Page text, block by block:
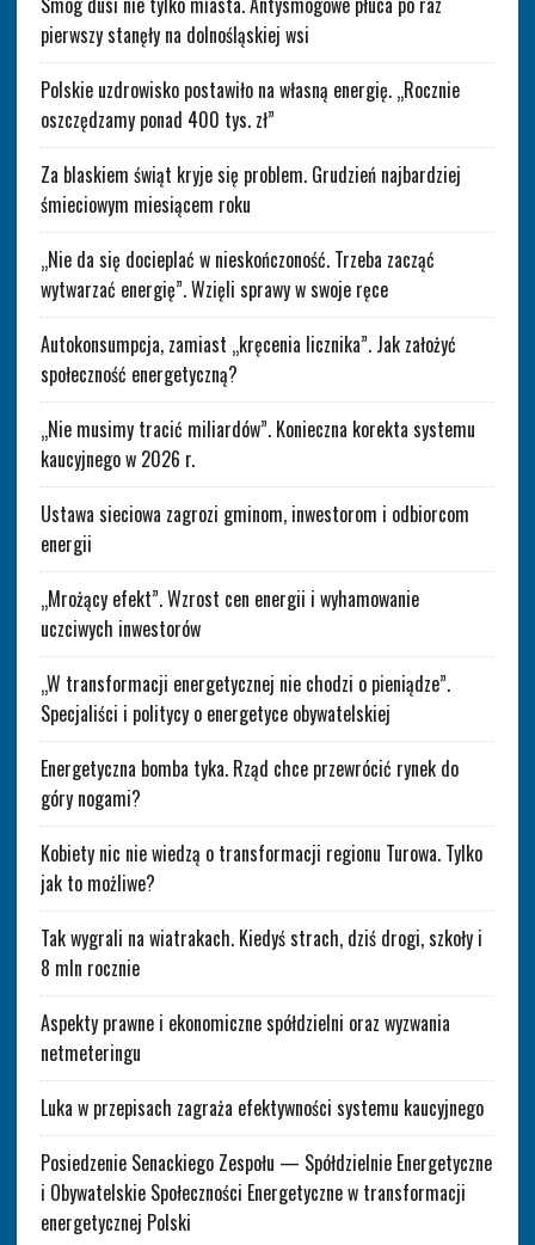
pierwszy stanęły na dolnośląskiej wsi
Polskie uzdrowisko postawiło na własną energię. „Rocznie
oszczędzamy ponad 400 tys. zł”
Za blaskiem świąt kryje się problem. Grudzień najbardziej
śmieciowym miesiącem roku
„Nie da się docieplać w nieskończoność. Trzeba zacząć
wytwarzać energię”. Wzięli sprawy w swoje ręce
Autokonsumpcja, zamiast „kręcenia licznika”. Jak założyć
społeczność energetyczną?
„Nie musimy tracić miliardów”. Konieczna korekta systemu
kaucyjnego w 2026 r.
Ustawa sieciowa zagrozi gminom, inwestorom i odbiorcom
energii
„Mrożący efekt”. Wzrost cen energii i wyhamowanie
uczciwych inwestorów
„W transformacji energetycznej nie chodzi o pieniądze”.
Specjaliści i politycy o energetyce obywatelskiej
Energetyczna bomba tyka. Rząd chce przewrócić rynek do
góry nogami?
Kobiety nic nie wiedzą o transformacji regionu Turowa. Tylko
jak to możliwe?
Tak wygrali na wiatrakach. Kiedyś strach, dziś drogi, szkoły i
8 mln rocznie
Aspekty prawne i ekonomiczne spółdzielni oraz wyzwania
netmeteringu
Luka w przepisach zagraża efektywności systemu kaucyjnego
Posiedzenie Senackiego Zespołu — Spółdzielnie Energetyczne
i Obywatelskie Społeczności Energetyczne w transformacji
energetycznej Polski